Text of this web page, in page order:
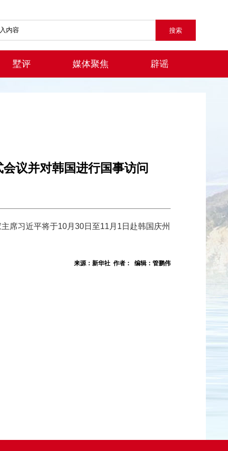
墅评 媒体聚焦 辟谣
议并对韩国进行国事访问
席习近平将于10月30日至11月1日赴韩国庆州
来源：新华社 作者： 编辑：管鹏伟